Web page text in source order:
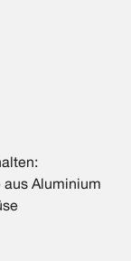
Aluminium